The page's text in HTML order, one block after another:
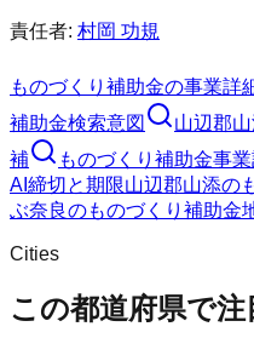
責任者: 村岡 功規
ものづくり補助金の事業詳
補助金検索意図 山辺郡
補
ものづくり補助金事
AI 締切と期限山辺郡山添の
ぶ奈良のものづくり補助金
Cities
この都道府県で